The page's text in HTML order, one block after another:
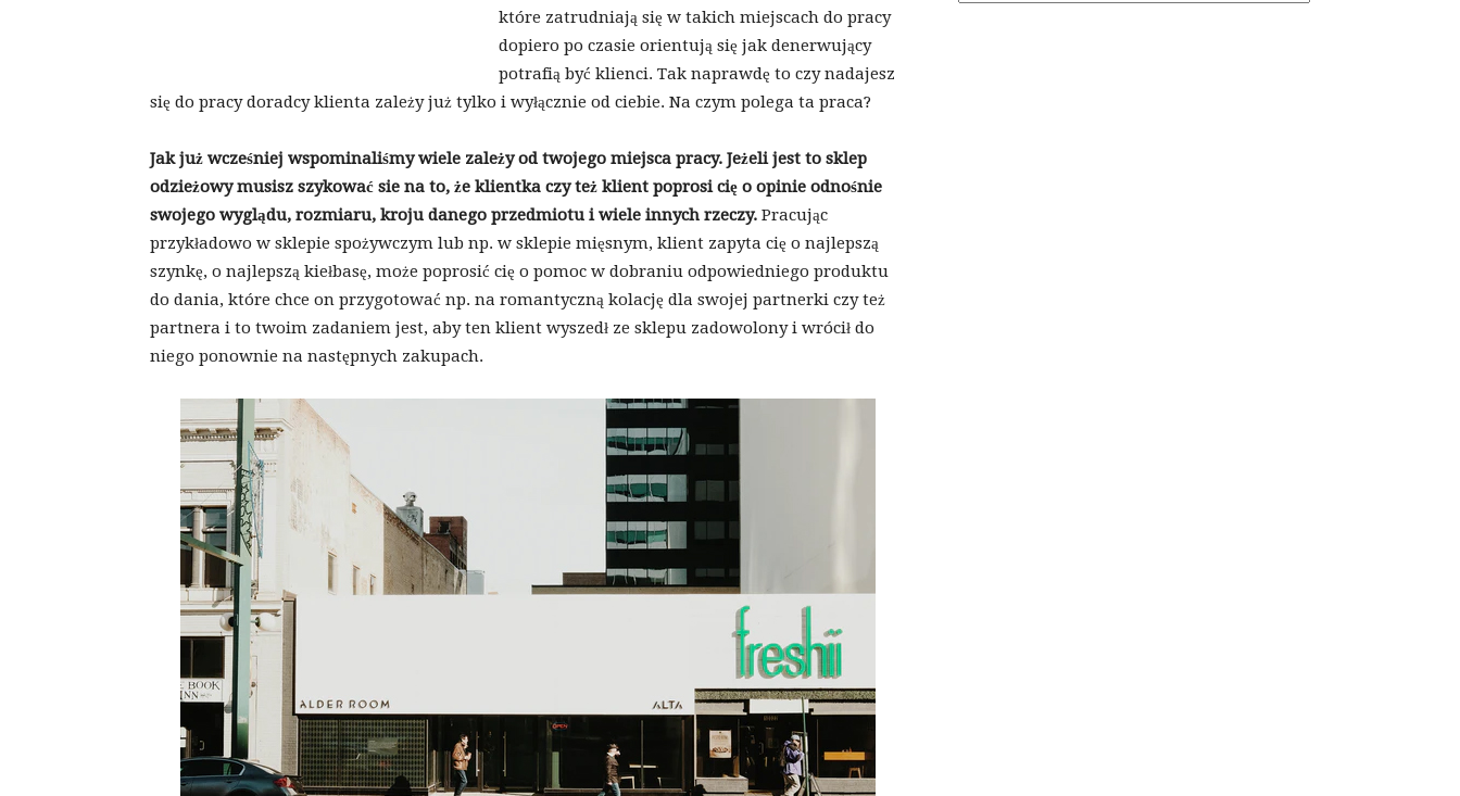
które zatrudniają się w takich miejscach do pracy
dopiero po czasie orientują się jak denerwujący
potrafią być klienci. Tak naprawdę to czy nadajesz
się do pracy doradcy klienta zależy już tylko i wyłącznie od ciebie. Na czym polega ta praca?
Jak już wcześniej wspominaliśmy wiele zależy od twojego miejsca pracy. Jeżeli jest to sklep
odzieżowy musisz szykować sie na to, że klientka czy też klient poprosi cię o opinie odnośnie
swojego wyglądu, rozmiaru, kroju danego przedmiotu i wiele innych rzeczy. Pracując
przykładowo w sklepie spożywczym lub np. w sklepie mięsnym, klient zapyta cię o najlepszą
szynkę, o najlepszą kiełbasę, może poprosić cię o pomoc w dobraniu odpowiedniego produktu
do dania, które chce on przygotować np. na romantyczną kolację dla swojej partnerki czy też
partnera i to twoim zadaniem jest, aby ten klient wyszedł ze sklepu zadowolony i wrócił do
niego ponownie na następnych zakupach.